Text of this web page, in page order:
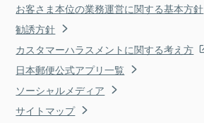
お客さま本位の業務運営に関する基本方針
勧誘方針
カスタマーハラスメントに関する考え方
日本郵便公式アプリ一覧
ソーシャルメディア
サイトマップ